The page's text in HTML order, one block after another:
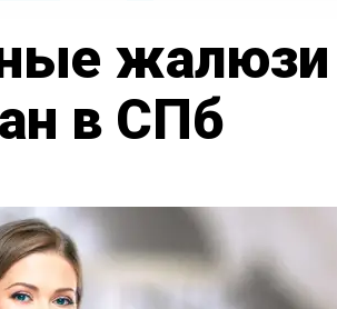
жалюзи
в СПб